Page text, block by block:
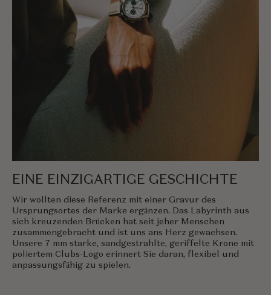
EINE EINZIGARTIGE GESCHICHTE
Wir wollten diese Referenz mit einer Gravur des
Ursprungsortes der Marke ergänzen. Das Labyrinth aus
sich kreuzenden Brücken hat seit jeher Menschen
zusammengebracht und ist uns ans Herz gewachsen.
Unsere 7 mm starke, sandgestrahlte, geriffelte Krone mit
poliertem Clubs-Logo erinnert Sie daran, flexibel und
anpassungsfähig zu spielen.